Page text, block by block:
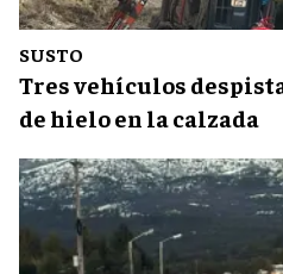
SUSTO
Tres vehículos
de hielo en la calzada